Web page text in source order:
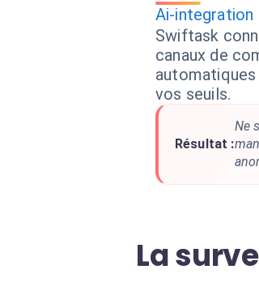
Ai-integration
Swiftask
canaux de
vos seuils.
Résultat :
Ne
La